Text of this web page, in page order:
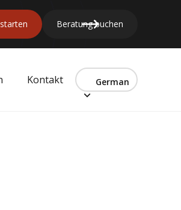
Beratung buchen
Kontakt German